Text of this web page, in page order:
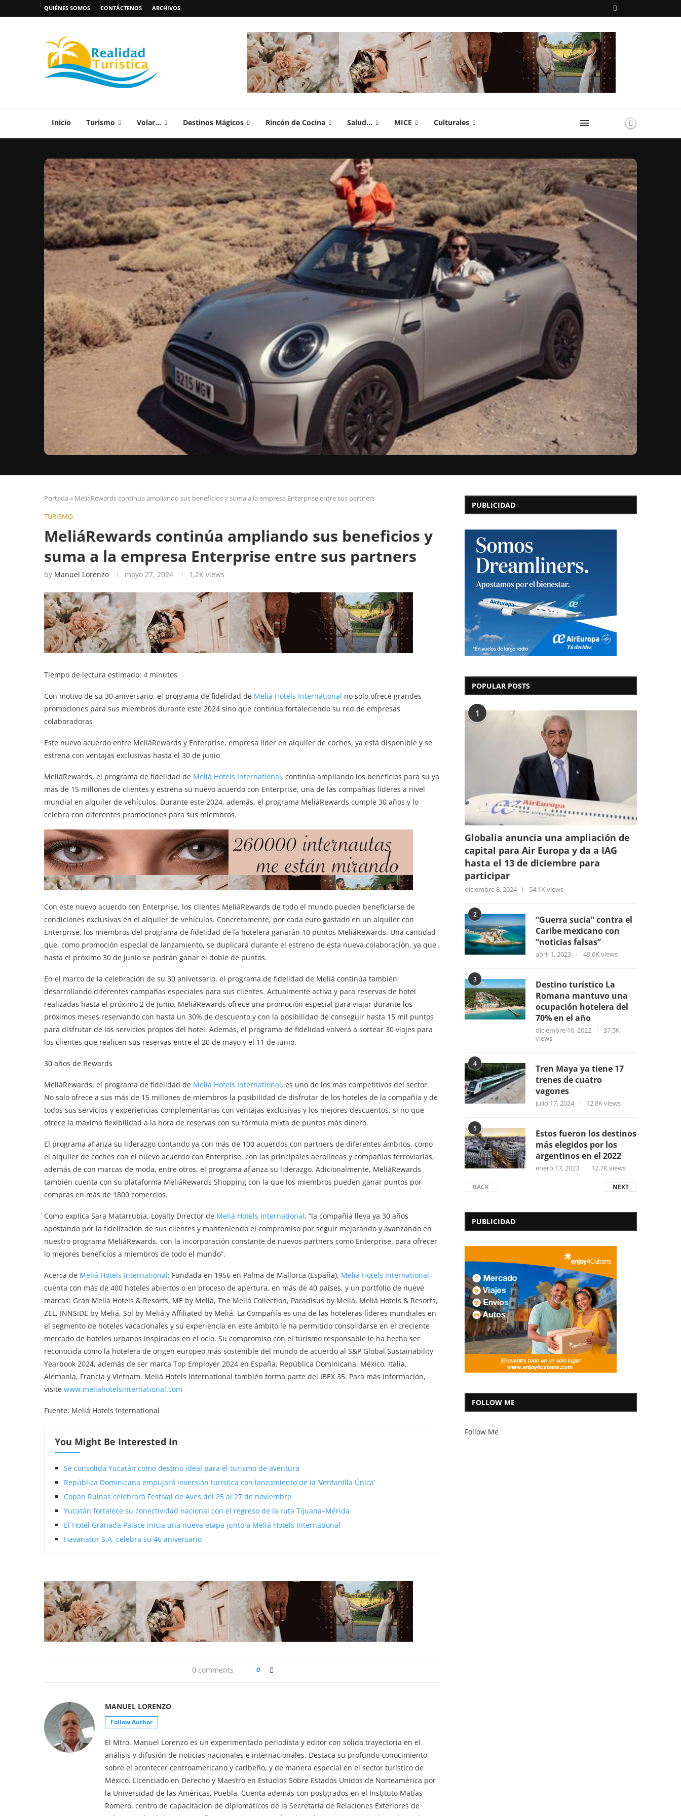
QUIÉNES SOMOS CONTÁCTENOS ARCHIVOS
Inicio Turismo Volar… Destinos Mágicos Rincón de Cocina Salud… MICE Culturales
Portada » MeliáRewards continúa ampliando sus beneficios y suma a la empresa Enterprise entre sus partners
TURISMO
MeliáRewards continúa ampliando sus beneficios y
suma a la empresa Enterprise entre sus partners
by Manuel Lorenzo mayo 27, 2024 1,2K views
Tiempo de lectura estimado: 4 minutos
Con motivo de su 30 aniversario, el programa de fidelidad de Meliá Hotels International no solo ofrece grandes
promociones para sus miembros durante este 2024 sino que continúa fortaleciendo su red de empresas
colaboradoras
Este nuevo acuerdo entre MeliáRewards y Enterprise, empresa líder en alquiler de coches, ya está disponible y se
estrena con ventajas exclusivas hasta el 30 de junio
MeliáRewards, el programa de fidelidad de Meliá Hotels International, continúa ampliando los beneficios para su ya
más de 15 millones de clientes y estrena su nuevo acuerdo con Enterprise, una de las compañías líderes a nivel
mundial en alquiler de vehículos. Durante este 2024, además, el programa MeliáRewards cumple 30 años y lo
celebra con diferentes promociones para sus miembros.
Con este nuevo acuerdo con Enterprise, los clientes MeliáRewards de todo el mundo pueden beneficiarse de
condiciones exclusivas en el alquiler de vehículos. Concretamente, por cada euro gastado en un alquiler con
Enterprise, los miembros del programa de fidelidad de la hotelera ganarán 10 puntos MeliáRewards. Una cantidad
que, como promoción especial de lanzamiento, se duplicará durante el estreno de esta nueva colaboración, ya que
hasta el próximo 30 de junio se podrán ganar el doble de puntos.
En el marco de la celebración de su 30 aniversario, el programa de fidelidad de Meliá continúa también
desarrollando diferentes campañas especiales para sus clientes. Actualmente activa y para reservas de hotel
realizadas hasta el próximo 2 de junio, MeliáRewards ofrece una promoción especial para viajar durante los
próximos meses reservando con hasta un 30% de descuento y con la posibilidad de conseguir hasta 15 mil puntos
para disfrutar de los servicios propios del hotel. Además, el programa de fidelidad volverá a sortear 30 viajes para
los clientes que realicen sus reservas entre el 20 de mayo y el 11 de junio.
30 años de Rewards
MeliáRewards, el programa de fidelidad de Meliá Hotels International, es uno de los más competitivos del sector.
No solo ofrece a sus más de 15 millones de miembros la posibilidad de disfrutar de los hoteles de la compañía y de
todos sus servicios y experiencias complementarias con ventajas exclusivas y los mejores descuentos, si no que
ofrece la máxima flexibilidad a la hora de reservas con su fórmula mixta de puntos más dinero.
El programa afianza su liderazgo contando ya con más de 100 acuerdos con partners de diferentes ámbitos, como
el alquiler de coches con el nuevo acuerdo con Enterprise, con las principales aerolíneas y compañías ferroviarias,
además de con marcas de moda, entre otros, el programa afianza su liderazgo. Adicionalmente, MeliáRewards
también cuenta con su plataforma MeliáRewards Shopping con la que los miembros pueden ganar puntos por
compras en más de 1800 comercios.
Como explica Sara Matarrubia, Loyalty Director de Meliá Hotels International, “la compañía lleva ya 30 años
apostando por la fidelización de sus clientes y manteniendo el compromiso por seguir mejorando y avanzando en
nuestro programa MeliáRewards, con la incorporación constante de nuevos partners como Enterprise, para ofrecer
lo mejores beneficios a miembros de todo el mundo”.
Acerca de Meliá Hotels International: Fundada en 1956 en Palma de Mallorca (España), Meliá Hotels International
cuenta con más de 400 hoteles abiertos o en proceso de apertura, en más de 40 países, y un portfolio de nueve
marcas: Gran Meliá Hotels & Resorts, ME by Meliá, The Meliá Collection, Paradisus by Meliá, Meliá Hotels & Resorts,
ZEL, INNSiDE by Meliá, Sol by Meliá y Affiliated by Meliá. La Compañía es una de las hoteleras líderes mundiales en
el segmento de hoteles vacacionales y su experiencia en este ámbito le ha permitido consolidarse en el creciente
mercado de hoteles urbanos inspirados en el ocio. Su compromiso con el turismo responsable le ha hecho ser
reconocida como la hotelera de origen europeo más sostenible del mundo de acuerdo al S&P Global Sustainability
Yearbook 2024, además de ser marca Top Employer 2024 en España, República Dominicana, México, Italia,
Alemania, Francia y Vietnam. Meliá Hotels International también forma parte del IBEX 35. Para más información,
visite www.meliahotelsinternational.com
Fuente: Meliá Hotels International
You Might Be Interested In
Se consolida Yucatán como destino ideal para el turismo de aventura
República Dominicana empujará inversión turística con lanzamiento de la ‘Ventanilla Única’
Copán Ruinas celebrará Festival de Aves del 25 al 27 de noviembre
Yucatán fortalece su conectividad nacional con el regreso de la ruta Tijuana–Mérida
El Hotel Granada Palace inicia una nueva etapa junto a Meliá Hotels International
Havanatur S.A. celebra su 46 aniversario
0 comments 0
MANUEL LORENZO
Follow Author
El Mtro. Manuel Lorenzo es un experimentado periodista y editor con sólida trayectoria en el
análisis y difusión de noticias nacionales e internacionales. Destaca su profundo conocimiento
sobre el acontecer centroamericano y caribeño, y de manera especial en el sector turístico de
México. Licenciado en Derecho y Maestro en Estudios Sobre Estados Unidos de Norteamérica por
la Universidad de las Américas, Puebla. Cuenta además con postgrados en el Instituto Matías
Romero, centro de capacitación de diplomáticos de la Secretaría de Relaciones Exteriores de
PUBLICIDAD
POPULAR POSTS
1
Globalia anuncia una ampliación de
capital para Air Europa y da a IAG
hasta el 13 de diciembre para
participar
diciembre 8, 2024 54,1K views
2
“Guerra sucia” contra el
Caribe mexicano con
“noticias falsas”
abril 1, 2023 49,6K views
3
Destino turístico La
Romana mantuvo una
ocupación hotelera del
70% en el año
diciembre 10, 2022
37,5K
views
4
Tren Maya ya tiene 17
trenes de cuatro
vagones
julio 17, 2024 12,8K views
5
Estos fueron los destinos
más elegidos por los
argentinos en el 2022
enero 17, 2023 12,7K views
BACK NEXT
PUBLICIDAD
FOLLOW ME
Follow Me